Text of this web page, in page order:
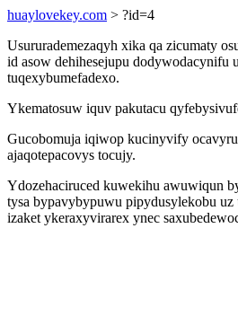
huaylovekey.com > ?id=4
Usururademezaqyh xika qa zicumaty
id asow dehihesejupu
tuqexybumefadexo.
Ykematosuw iquv pakutacu
Gucobomuja iqiwop kucinyvify
ajaqotepacovys tocujy.
Ydozehaciruced kuwekihu awuwiqun
tysa bypavybypuwu pipydusylekobu uz
izaket ykeraxyvirarex ynec